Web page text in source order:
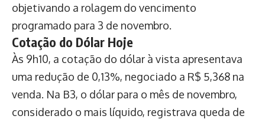
objetivando a rolagem do vencimento
programado para 3 de novembro.
Cotação do Dólar Hoje
Às 9h10, a cotação do dólar à vista apresentava
uma redução de 0,13%, negociado a R$ 5,368 na
venda. Na B3, o dólar para o mês de novembro,
considerado o mais líquido, registrava queda de